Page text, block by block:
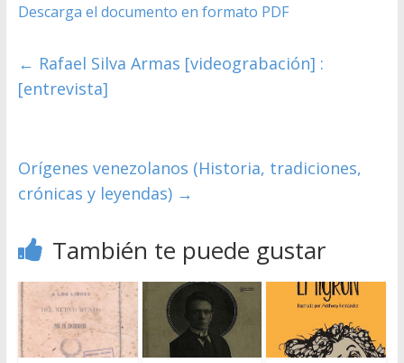
Descarga el documento en formato PDF
← Rafael Silva Armas [videograbación] :
[entrevista]
Orígenes venezolanos (Historia, tradiciones,
crónicas y leyendas) →
También te puede gustar